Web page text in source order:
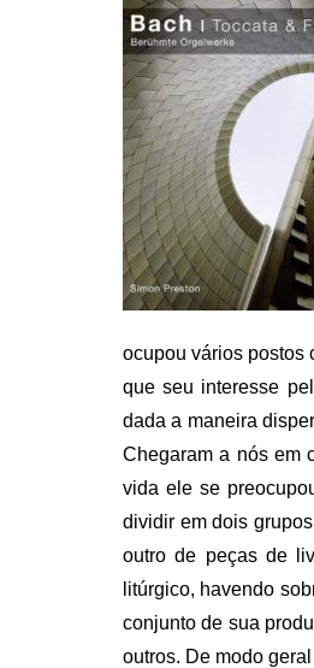
ocupou vários postos
que seu interesse
dada a maneira
Chegaram a nós em
vida ele se
dividir em dois
outro de peças de
litúrgico, havendo
conjunto de sua
outros. De modo